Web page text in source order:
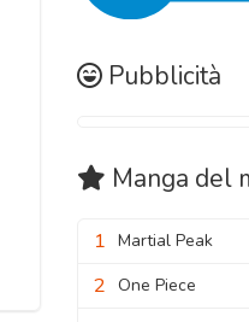
Pubblicità
Manga del
1 Martial Peak
2 One Piece